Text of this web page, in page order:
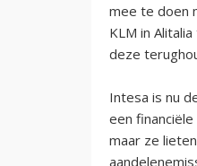
mee te doen
KLM in
deze
Intesa is nu
een
maar ze